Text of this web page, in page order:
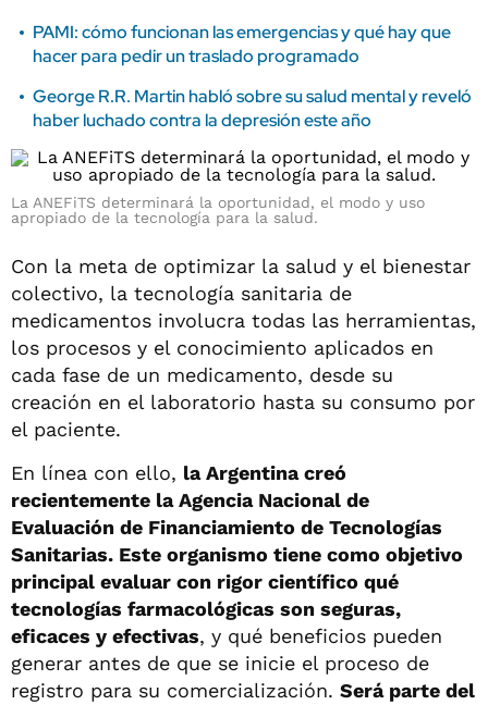
PAMI: cómo funcionan las emergencias y qué hay que
hacer para pedir un traslado programado
George R.R. Martin habló sobre su salud mental y reveló
haber luchado contra la depresión este año
La ANEFiTS determinará la oportunidad, el modo y uso
apropiado de la tecnología para la salud.
Con la meta de optimizar la salud y el bienestar
colectivo, la tecnología sanitaria de
medicamentos involucra todas las herramientas,
los procesos y el conocimiento aplicados en
cada fase de un medicamento, desde su
creación en el laboratorio hasta su consumo por
el paciente.
En línea con ello, la Argentina creó
recientemente la Agencia Nacional de
Evaluación de Financiamiento de Tecnologías
Sanitarias. Este organismo tiene como objetivo
principal evaluar con rigor científico qué
tecnologías farmacológicas son seguras,
eficaces y efectivas, y qué beneficios pueden
generar antes de que se inicie el proceso de
registro para su comercialización. Será parte del